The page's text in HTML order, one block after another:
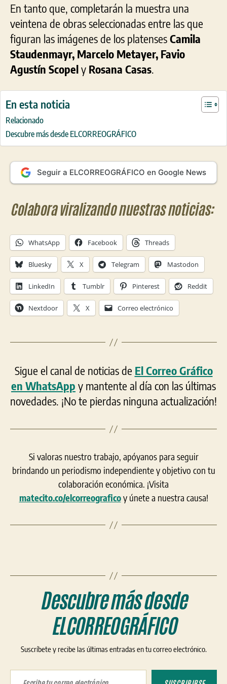
En tanto que, completarán la muestra una
veintena de obras seleccionadas entre las que
figuran las imágenes de los platensesCamila
Staudenmayr, Marcelo Metayer, Favio
Agustín Scopely Rosana Casas.
En esta noticia
Relacionado
Descubre más desde ELCORREOGRÁFICO
Seguir a ELCORREOGRÁFICO en Google News
Colabora viralizando nuestras noticias:
WhatsApp Facebook Threads
Bluesky X Telegram Mastodon
LinkedIn Tumblr Pinterest Reddit
Nextdoor X Correo electrónico
Sigue el canal de noticias de El Correo Gráfico
en WhatsApp y mantente al día con las últimas
novedades. ¡No te pierdas ninguna actualización!
Si valoras nuestro trabajo, apóyanos para seguir
brindando un periodismo independiente y objetivo con tu
colaboración económica. ¡Visita
matecito.co/elcorreograficoy únete a nuestra causa!
Descubre más desde
ELCORREOGRÁFICO
Suscríbete y recibe las últimas entradas en tu correo electrónico.
Escribe tu correo electrónico…